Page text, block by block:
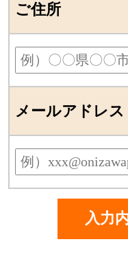
ご住所
メールアドレス